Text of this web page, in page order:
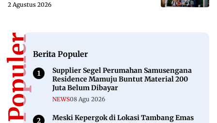
2 Agustus 2026
Berita Populer
Supplier Segel Perumahan Samusengana
Residence Mamuju Buntut Material 200
Juta Belum Dibayar
NEWS08 Agu 2026
Meski Kepergok di Lokasi Tambang Emas